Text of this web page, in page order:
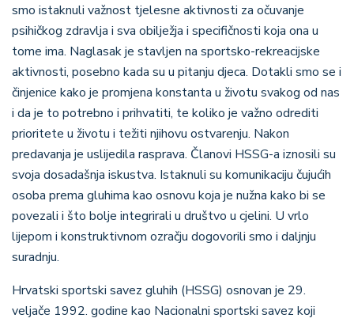
smo istaknuli važnost tjelesne aktivnosti za očuvanje
psihičkog zdravlja i sva obilježja i specifičnosti koja ona u
tome ima. Naglasak je stavljen na sportsko-rekreacijske
aktivnosti, posebno kada su u pitanju djeca. Dotakli smo se i
činjenice kako je promjena konstanta u životu svakog od nas
i da je to potrebno i prihvatiti, te koliko je važno odrediti
prioritete u životu i težiti njihovu ostvarenju. Nakon
predavanja je uslijedila rasprava. Članovi HSSG-a iznosili su
svoja dosadašnja iskustva. Istaknuli su komunikaciju čujućih
osoba prema gluhima kao osnovu koja je nužna kako bi se
povezali i što bolje integrirali u društvo u cjelini. U vrlo
lijepom i konstruktivnom ozračju dogovorili smo i daljnju
suradnju.
Hrvatski sportski savez gluhih (HSSG) osnovan je 29.
veljače 1992. godine kao Nacionalni sportski savez koji